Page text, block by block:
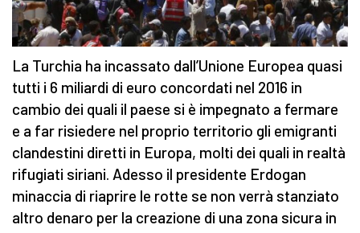
La Turchia ha incassato dall’Unione Europea quasi
tutti i 6 miliardi di euro concordati nel 2016 in
cambio dei quali il paese si è impegnato a fermare
e a far risiedere nel proprio territorio gli emigranti
clandestini diretti in Europa, molti dei quali in realtà
rifugiati siriani. Adesso il presidente Erdogan
minaccia di riaprire le rotte se non verrà stanziato
altro denaro per la creazione di una zona sicura in